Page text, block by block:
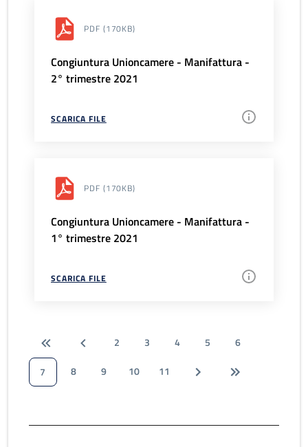
PDF (170KB)
Congiuntura Unioncamere - Manifattura -
2° trimestre 2021
SCARICA FILE
PDF (170KB)
Congiuntura Unioncamere - Manifattura -
1° trimestre 2021
SCARICA FILE
2 3 4 5
6
7
8 9 10 11